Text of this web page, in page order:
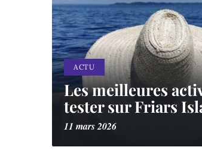
ACTU
Les meilleures
tester sur Friars
11 mars 2026